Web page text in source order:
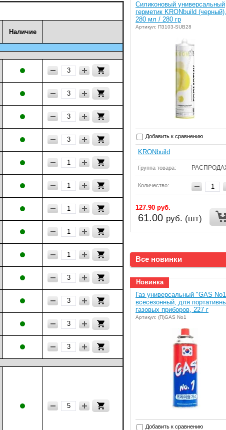
Наличие
Силиконовый универсальный
герметик KRONbuild (черный),
280 мл / 280 гр
Артикул: П3103-SUB28
Добавить к сравнению
KRONbuild
Группа товара:
Количество:
127.90руб.
61.00 руб. (шт)
Все новинки
Новинка
Газ универсальный "GAS
всесезонный, для
газовых приборов, 227 г
Артикул: (П)GAS No1
Добавить к сравнению